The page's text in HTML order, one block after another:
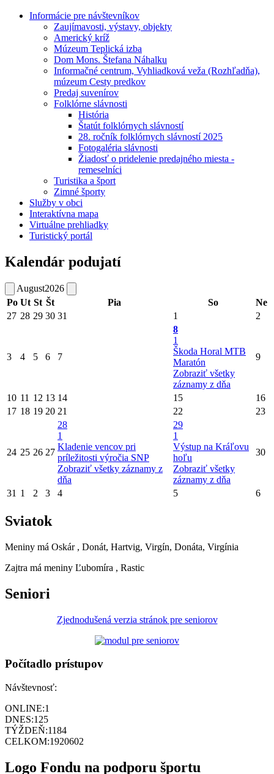
Informácie pre návštevníkov
Zaujímavosti, výstavy, objekty
Americký kríž
Múzeum Teplická izba
Dom Mons. Štefana Náhalku
Informačné centrum, Vyhliadková veža (Rozhľadňa),
múzeum Cesty predkov
Predaj suvenírov
Folklórne slávnosti
História
Štatút folklórnych slávností
28. ročník folklórnych slávností 2025
Fotogaléria slávnosti
Žiadosť o pridelenie predajného miesta -
remeselníci
Turistika a šport
Zimné športy
Služby v obci
Interaktívna mapa
Virtuálne prehliadky
Turistický portál
Kalendár podujatí
August2026
Po Ut St Št Pia So
Ne
27 28 29 30 31 1 2
3 4 5 6 7
8
1
Škoda Horal MTB
Maratón
Zobraziť všetky
záznamy z dňa
9
10 11 12 13 14 15
16
17 18 19 20 21 22 23
24 25 26 27
28
1
Kladenie vencov pri
príležitosti výročia SNP
Zobraziť všetky záznamy z
dňa
29
1
Výstup na Kráľovu
hoľu
Zobraziť všetky
záznamy z dňa
30
31 1 2 3 4 5 6
Sviatok
Meniny má Oskár , Donát, Hartvig, Virgín, Donáta, Virgínia
Zajtra má meniny Ľubomíra , Rastic
Seniori
Zjednodušená verzia stránok pre seniorov
Počítadlo prístupov
Návštevnosť:
ONLINE:1
DNES:125
TÝŽDEŇ:1184
CELKOM:1920602
Logo Fondu na podporu športu